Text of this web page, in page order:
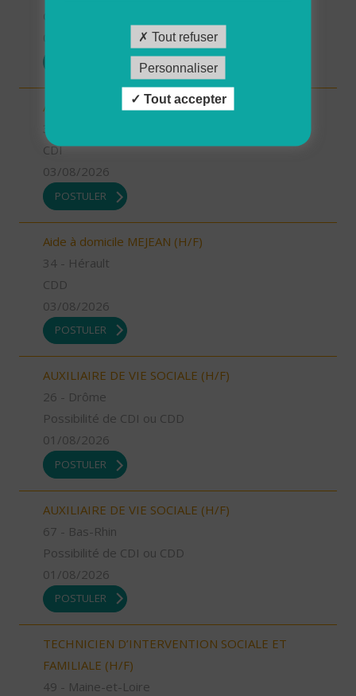
Auxiliaire de vie GIGNAC (H/F)
34 - Hérault
CDI
03/08/2026
POSTULER
Aide à domicile MEJEAN (H/F)
34 - Hérault
CDD
03/08/2026
POSTULER
AUXILIAIRE DE VIE SOCIALE (H/F)
26 - Drôme
Possibilité de CDI ou CDD
01/08/2026
POSTULER
AUXILIAIRE DE VIE SOCIALE (H/F)
67 - Bas-Rhin
Possibilité de CDI ou CDD
01/08/2026
POSTULER
TECHNICIEN D’INTERVENTION SOCIALE ET
FAMILIALE (H/F)
49 - Maine-et-Loire
Tout refuser
Personnaliser
Tout accepter